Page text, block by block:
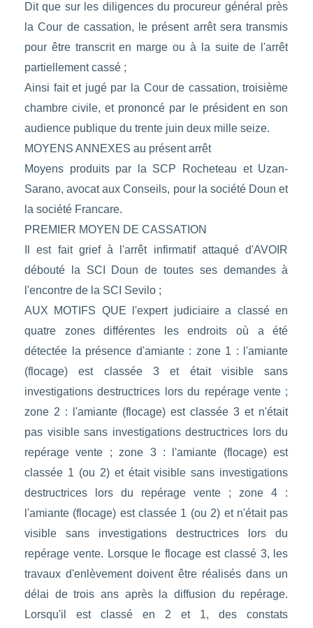
Dit que sur les diligences du procureur général près
la Cour de cassation, le présent arrêt sera transmis
pour être transcrit en marge ou à la suite de l'arrêt
partiellement cassé ;
Ainsi fait et jugé par la Cour de cassation, troisième
chambre civile, et prononcé par le président en son
audience publique du trente juin deux mille seize.
MOYENS ANNEXES au présent arrêt
Moyens produits par la SCP Rocheteau et Uzan-
Sarano, avocat aux Conseils, pour la société Doun et
la société Francare.
PREMIER MOYEN DE CASSATION
Il est fait grief à l'arrêt infirmatif attaqué d'AVOIR
débouté la SCI Doun de toutes ses demandes à
l'encontre de la SCI Sevilo ;
AUX MOTIFS QUE l'expert judiciaire a classé en
quatre zones différentes les endroits où a été
détectée la présence d'amiante : zone 1 : l'amiante
(flocage) est classée 3 et était visible sans
investigations destructrices lors du repérage vente ;
zone 2 : l'amiante (flocage) est classée 3 et n'était
pas visible sans investigations destructrices lors du
repérage vente ; zone 3 : l'amiante (flocage) est
classée 1 (ou 2) et était visible sans investigations
destructrices lors du repérage vente ; zone 4 :
l'amiante (flocage) est classée 1 (ou 2) et n'était pas
visible sans investigations destructrices lors du
repérage vente. Lorsque le flocage est classé 3, les
travaux d'enlèvement doivent être réalisés dans un
délai de trois ans après la diffusion du repérage.
Lorsqu'il est classé en 2 et 1, des constats